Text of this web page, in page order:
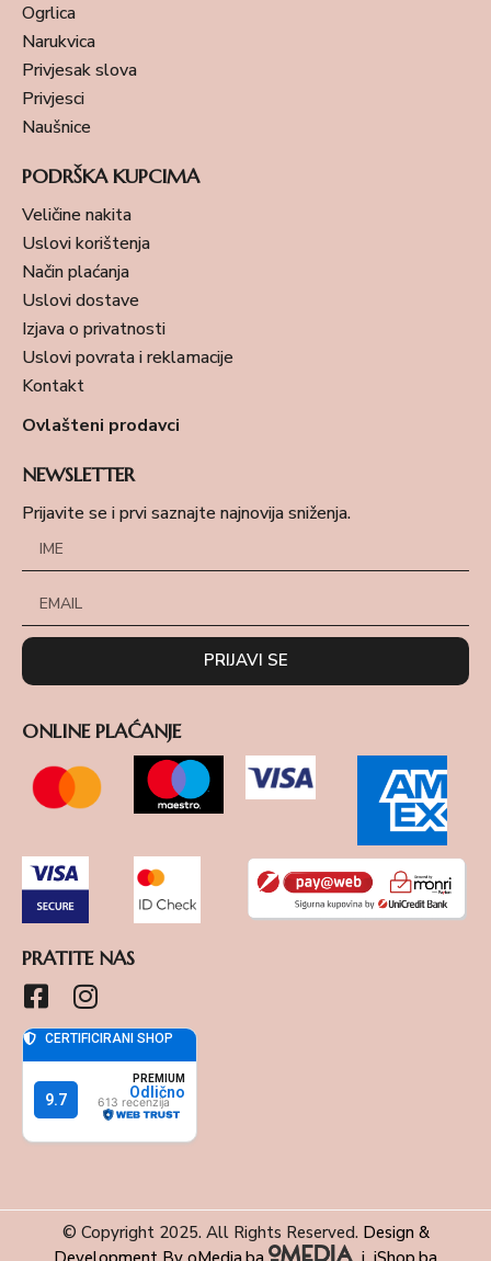
Ogrlica
Narukvica
Privjesak slova
Privjesci
Naušnice
PODRŠKA KUPCIMA
Veličine nakita
Uslovi korištenja
Način plaćanja
Uslovi dostave
Izjava o privatnosti
Uslovi povrata i reklamacije
Kontakt
Ovlašteni prodavci
NEWSLETTER
Prijavite se i prvi saznajte najnovija sniženja.
PRIJAVI SE
ONLINE PLAĆANJE
PRATITE NAS
© Copyright 2025. All Rights Reserved. Design &